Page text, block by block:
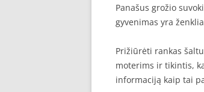
Panašus grožio
gyvenimas yra
Prižiūrėti rankas
moterims ir tikintis,
informaciją kaip tai